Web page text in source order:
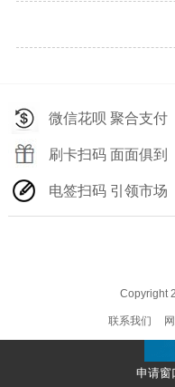
微信花呗 聚合支付
刷卡扫码 面面俱到
电签扫码 引领市场
Copyright
联系我们
申请窗